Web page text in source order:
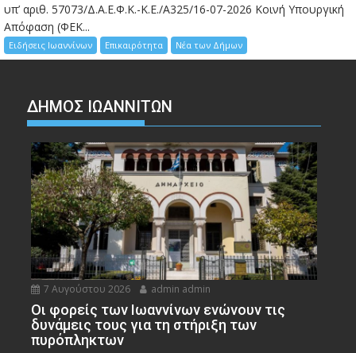
υπ’ αριθ. 57073/Δ.Α.Ε.Φ.Κ.-Κ.Ε./Α325/16-07-2026 Κοινή Υπουργική
Απόφαση (ΦΕΚ...
Ειδήσεις Ιωαννίνων Επικαιρότητα Νέα των Δήμων
ΔΗΜΟΣ ΙΩΑΝΝΙΤΩΝ
7 Αυγούστου 2026 admin admin
Οι φορείς των Ιωαννίνων ενώνουν τις
δυνάμεις τους για τη στήριξη των
πυρόπληκτων